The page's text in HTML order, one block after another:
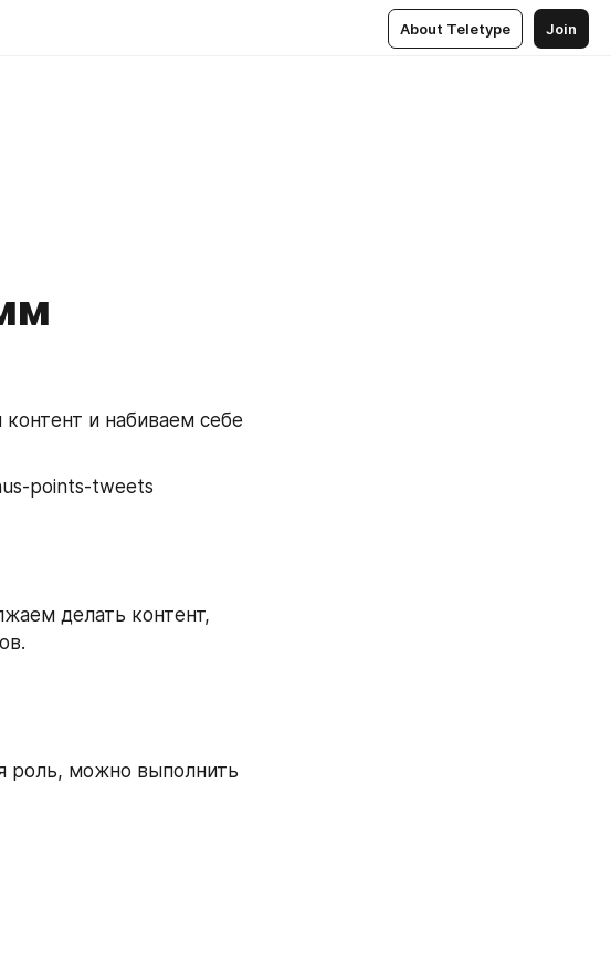
About Teletype Join
контент и набиваем себе
points-tweets
делать контент,
роль, можно выполнить